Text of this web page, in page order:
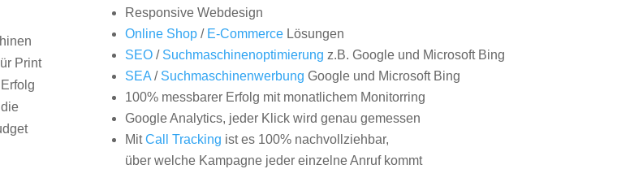
Print
Responsive Webdesign
Online Shop/ E-CommerceLösungen
SEO/ Suchmaschinenoptimierung z.B. Google und Microsoft Bing
SEA/ Suchmaschinenwerbung Google und Microsoft Bing
100% messbarer Erfolg mit monatlichem Monitorring
Google Analytics, jeder Klick wird genau gemessen
MitCall Tracking ist es 100% nachvollziehbar,
über welche Kampagne jeder einzelne Anruf kommt